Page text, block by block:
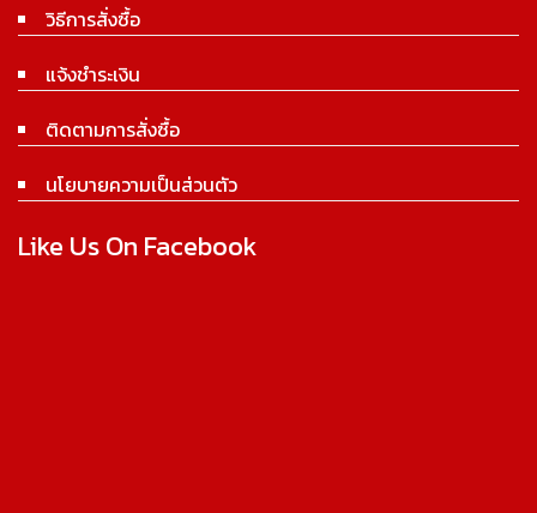
วิธีการสั่งซื้อ
แจ้งชำระเงิน
ติดตามการสั่งซื้อ
นโยบายความเป็นส่วนตัว
Like Us On Facebook